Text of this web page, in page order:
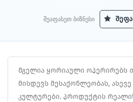
შეაფასეთ ბიზნესი
მგელია ყორიაული ოპერირებს
მისდევს მესაქონლეობას,
კულტურები. პროდუქტის